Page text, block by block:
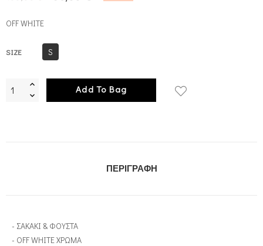
OFF WHITE
SIZE S
Add To Bag
ΠΕΡΙΓΡΑΦΉ
- ΣΑΚΑΚΙ & ΦΟΥΣΤΑ
- OFF WHITE ΧΡΩΜΑ